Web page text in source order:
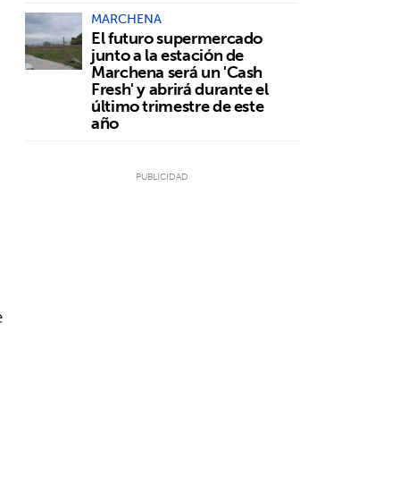
MARCHENA
El futuro supermercado
junto a la estación de
Marchena será un 'Cash
Fresh' y abrirá durante el
último trimestre de este
año